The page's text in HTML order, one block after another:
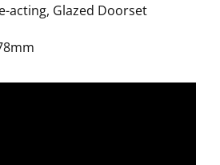
acting, Glazed Doorset